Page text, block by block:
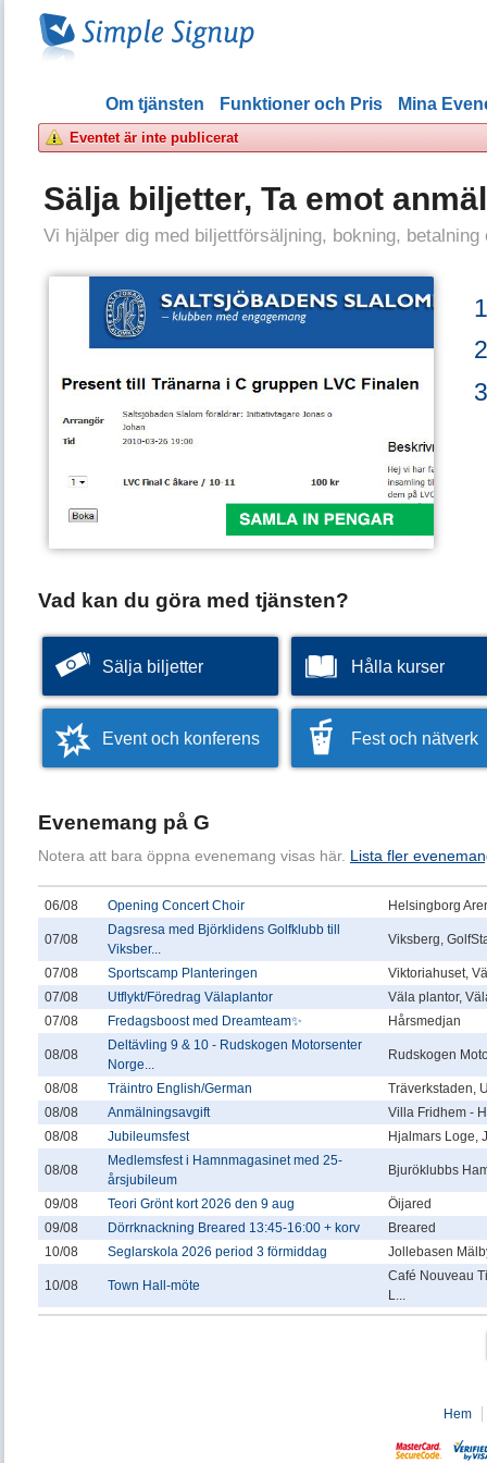
Om tjänsten Funktioner och Pris Mina
Eventet är inte publicerat
Sälja biljetter, Ta emot
Vi hjälper dig med biljettförsäljning, bokning,
Vad kan du göra med tjänsten?
Sälja biljetter Hålla kurser
Event och konferens Fest och nätverk
Evenemang på G
Notera att bara öppna evenemang visas här. Lista fler
06/08 Opening Concert Choir Helsingborg
07/08
Dagsresa med Björklidens Golfklubb till
Viksber...
Viksberg,
07/08 Sportscamp Planteringen
Viktoriahuset,
07/08
Utflykt/Föredrag Välaplantor
Väla plantor,
07/08
Fredagsboost med Dreamteam✨ Hårsmedjan
08/08
Deltävling 9 & 10 - Rudskogen Motorsenter
Norge...
Rudskogen
08/08 Träintro English/German
Träverkstaden,
08/08
Anmälningsavgift
Villa Fridhem -
08/08
Jubileumsfest Hjalmars Loge,
08/08
Medlemsfest i Hamnmagasinet med 25-
årsjubileum
Bjuröklubbs
09/08 Teori Grönt kort 2026 den 9 aug
Öijared
09/08
Dörrknackning Breared 13:45-16:00 + korv
Breared
10/08
Seglarskola 2026 period 3 förmiddag Jollebasen
10/08 Town Hall-möte
Café Nouveau
L...
Hem